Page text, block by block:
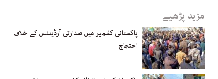
مزید پڑھیے
پاکستانی کشمیر میں صدارتی آرڈیننس کے خلاف
احتجاج